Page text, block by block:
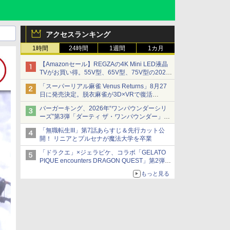
アクセスランキング
1時間 24時間 1週間 1カ月
【Amazonセール】REGZAの4K Mini LED液晶
TVがお買い得。55V型、65V型、75V型の2026
年モデルがラインナップ
「スーパーリアル麻雀 Venus Returns」8月27
日に発売決定。脱衣麻雀が3D×VRで復活
発売から2週間は20%オフになるセールが実施
バーガーキング、2026年“ワンパウンダーシリ
ーズ”第3弾「ダーティ ザ・ワンパウンダー」を
8月7日発売
「特製ガーリックマヨソース」を使用した超大
型チーズバーガー
「無職転生III」第7話あらすじ＆先行カット公
開！ リニアとプルセナが魔法大学を卒業
「ドラクエ」×ジェラピケ、コラボ「GELATO
PIQUE encounters DRAGON QUEST」第2弾が
アイスカップに入ったスライムやわたぼう、ベ
もっと見る